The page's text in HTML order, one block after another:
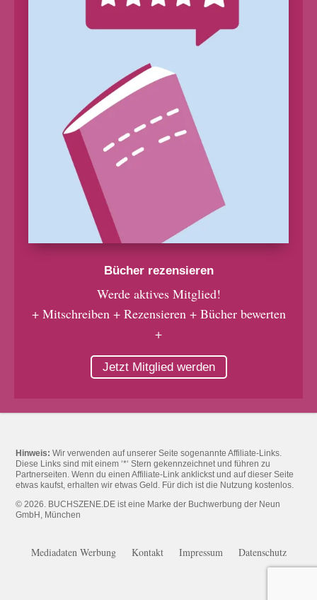
Bücher rezensieren
Werde aktives Mitglied!
+ Mitschreiben + Rezensieren + Bücher bewerten
+
Jetzt Mitglied werden
Hinweis: Wir verwenden auf unserer Seite sogenannte Affiliate-Links.
Diese Links sind mit einem ‘*‘ Stern gekennzeichnet und führen zu
Partnerseiten. Wenn du einen Affiliate-Link anklickst und auf dieser Seite
etwas kaufst, erhalten wir etwas Geld. Für dich ist die Nutzung kostenlos.
© 2026. BUCHSZENE.DE ist eine Marke der Buchwerbung der Neun
GmbH, München
Mediadaten Werbung Kontakt Impressum Datenschutz